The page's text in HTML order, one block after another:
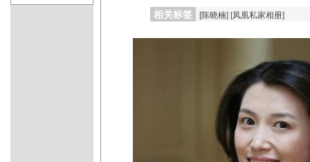
相关标签 [陈晓楠] [凤凰私家相册]